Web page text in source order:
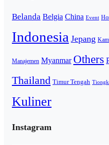
Belanda Belgia China Event
Indonesia Jepang
Manajemen Myanmar Others
Thailand Timur Tengah
Kuliner
Instagram